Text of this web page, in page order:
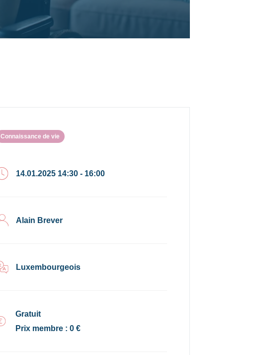
Connaissance de vie
14.01.2025 14:30 - 16:00
Alain Brever
Luxembourgeois
Gratuit
Prix membre : 0 €